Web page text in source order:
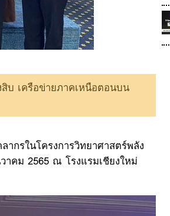
บ เครือข่ายภาคเหนือตอนบน
ากรในโครงการวิทยาศาสตร์พลัง
คม 2565 ณ โรงแรมเชียงใหม่